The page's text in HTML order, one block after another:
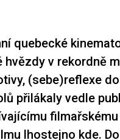
quebecké
v rekordně
(sebe)reflexe
přilákaly vedle
lhostejno kde.